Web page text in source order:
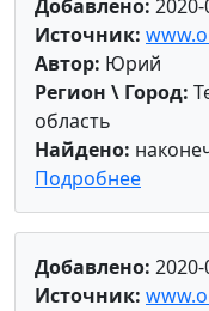
Добавлено:
Источник:
Автор: Юрий
Регион \ Город:
область
Найдено:
Подробнее
Добавлено:
Источник: